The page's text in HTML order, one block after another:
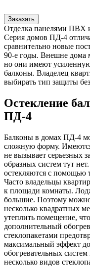
Заказать
Отделка панелями ПВХ
Серия домов ПД-4
сравнительно новые
90-е годы. Внешне дома
но они имеют
балконы. Владелец
выбирать тип защиты
Остекление
ПД-4
Балконы в домах ПД-4
сложную форму.
не вызывает серьезных
образных систем тут
остекляются с помощью
Часто владельцы
к площади комнаты.
большие. Поэтому
несколько квадратных
утеплить помещение,
дополнительный
стеклопакетами
максимальный эффект
обогревательных
несколько видов